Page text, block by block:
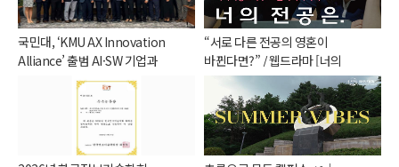
국민대, ‘KMU AX Innovation
Alliance’ 출범 AI·SW 기업과
산학협력 생태계 본격 구축
“서로 다른 전공의 영혼이
바뀐다면?” / 웹드라마 [너의
전공은.] 2편